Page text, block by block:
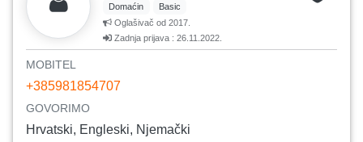
Domaćin
Basic
Oglašivač od 2017.
Zadnja prijava : 26.11.2022.
MOBITEL
+385981854707
GOVORIMO
Hrvatski, Engleski, Njemački